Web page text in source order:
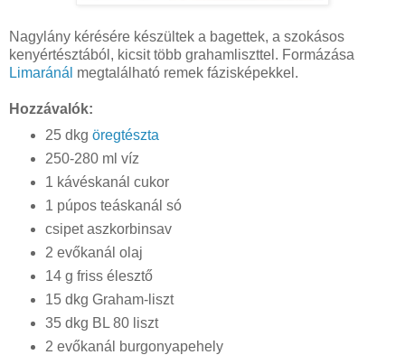
Nagylány kérésére készültek a bagettek, a szokásos
kenyértésztából, kicsit több grahamliszttel. Formázása
Limaránál megtalálható remek fázisképekkel.
Hozzávalók:
25 dkg öregtészta
250-280 ml víz
1 kávéskanál cukor
1 púpos teáskanál só
csipet aszkorbinsav
2 evőkanál olaj
14 g friss élesztő
15 dkg Graham-liszt
35 dkg BL 80 liszt
2 evőkanál burgonyapehely